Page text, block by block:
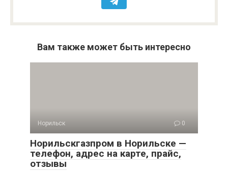
Вам также может быть интересно
Норильск 0
Норильскгазпром в Норильске —
телефон, адрес на карте, прайс,
отзывы